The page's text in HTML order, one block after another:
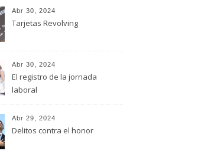
Abr 30, 2024
Tarjetas Revolving
Abr 30, 2024
El registro de la jornada
laboral
Abr 29, 2024
Delitos contra el honor